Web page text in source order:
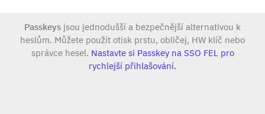
Passkeys jsou jednodušší a bezpečnější alternativou k
heslům. Můžete použít otisk prstu, obličej, HW klíč nebo
správce hesel. Nastavte si Passkey na SSO FEL pro
rychlejší přihlašování.